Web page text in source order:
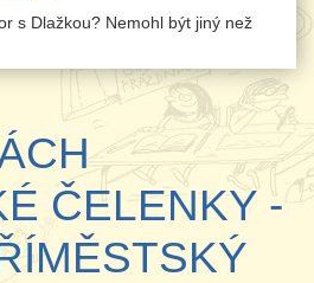
s Dlažkou? Nemohl být jiný než
ČELENKY -